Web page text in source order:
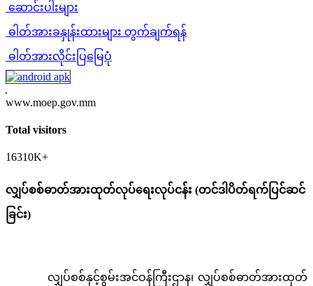
ဆောင်းပါးများ
ဓါတ်အားခနှုန်းထားများ တွက်ချက်ရန်
ဓါတ်အားလိုင်းပြမြေပုံ
www.moep.gov.mm
Total visitors
16310K+
လျှပ်စစ်ဓာတ်အားထုတ်လုပ်ရေးလုပ်ငန်း (တင်ဒါပိတ်ရက်ပြင်ဆင်
ခြင်း)
လျှပ်စစ်နှင့်စွမ်းအင်ဝန်ကြီးဌာန၊ လျှပ်စစ်ဓာတ်အားထုတ်